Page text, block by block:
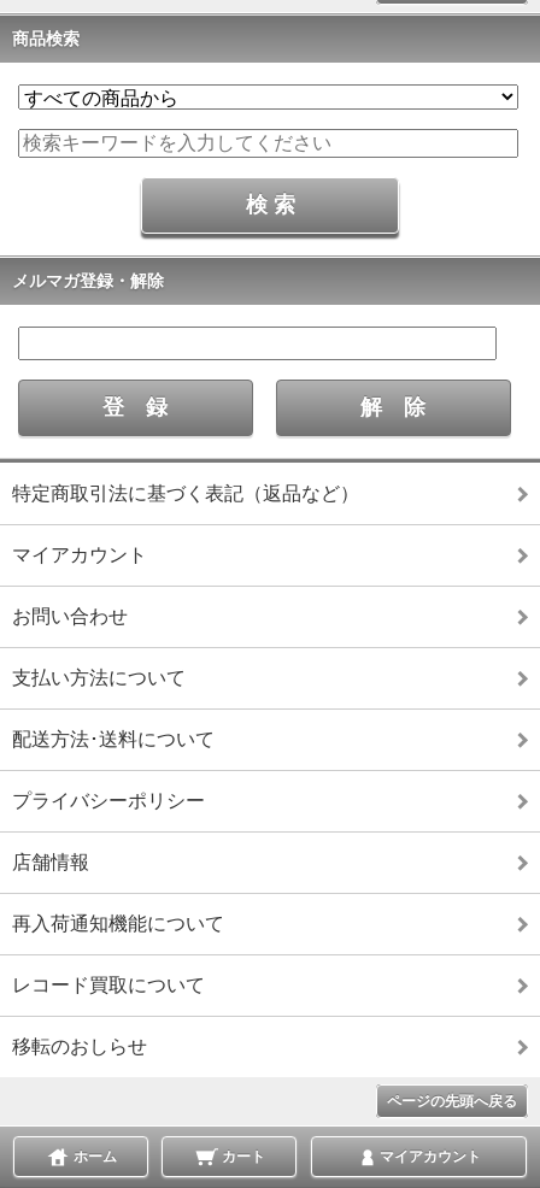
商品検索
メルマガ登録・解除
特定商取引法に基づく表記（返品など）
マイアカウント
お問い合わせ
支払い方法について
配送方法･送料について
プライバシーポリシー
店舗情報
再入荷通知機能について
レコード買取について
移転のおしらせ
ページの先頭へ戻る
ホーム カート マイアカウント